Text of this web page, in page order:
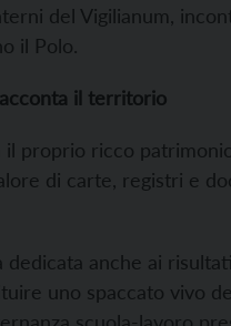
del Vigilianum,
il Polo.
il territorio
il proprio ricco
di carte, registri e
anche ai
uno spaccato vivo